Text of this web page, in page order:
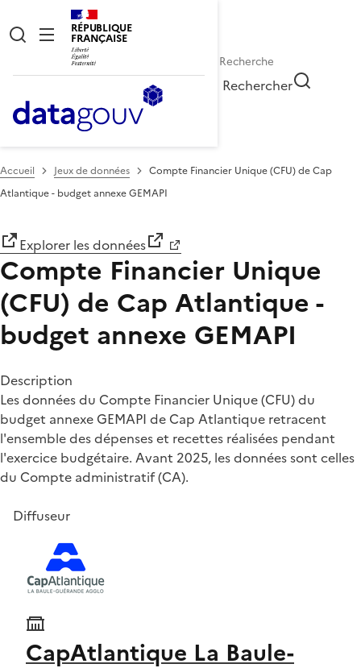
RÉPUBLIQUE
FRANÇAISE
Rechercher
Accueil Jeux de données
Compte Financier Unique (CFU) de Cap
Atlantique - budget annexe GEMAPI
Explorer les données
Compte Financier Unique
(CFU) de Cap Atlantique -
budget annexe GEMAPI
Description
Les données du Compte Financier Unique (CFU) du
budget annexe GEMAPI de Cap Atlantique retracent
l'ensemble des dépenses et recettes réalisées pendant
l'exercice budgétaire. Avant 2025, les données sont celles
du Compte administratif (CA).
Diffuseur
CapAtlantique La Baule-